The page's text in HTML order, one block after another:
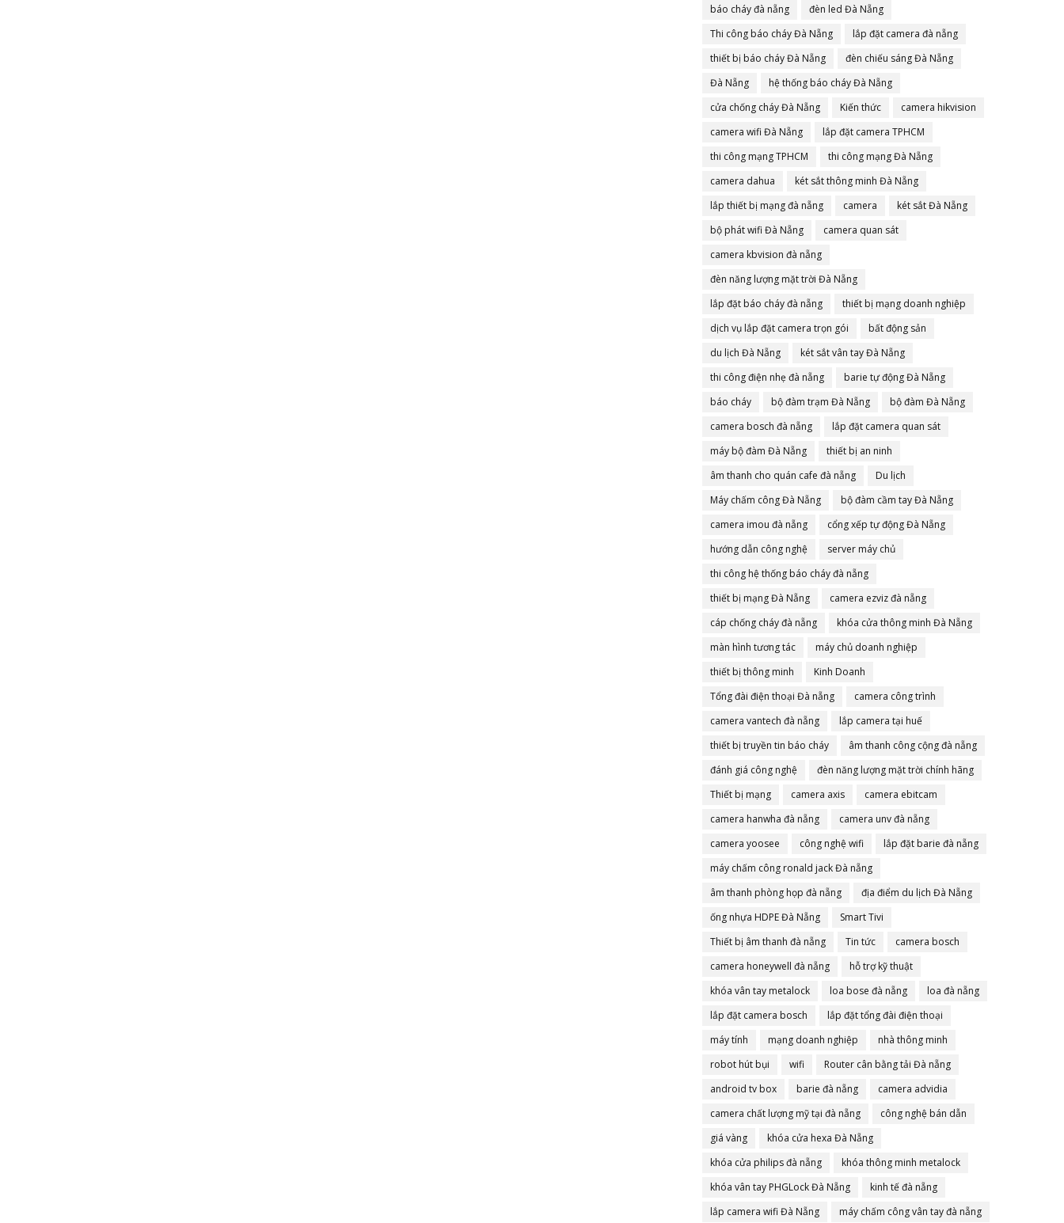
báo cháy đà nẵng
đèn led Đà Nẵng
Thi công báo cháy Đà Nẵng
lắp đặt camera đà nẵng
thiết bị báo cháy Đà Nẵng
đèn chiếu sáng Đà Nẵng
Đà Nẵng
hệ thống báo cháy Đà Nẵng
cửa chống cháy Đà Nẵng
Kiến thức
camera hikvision
camera wifi Đà Nẵng
lắp đặt camera TPHCM
thi công mạng TPHCM
thi công mạng Đà Nẵng
camera dahua
két sắt thông minh Đà Nẵng
lắp thiết bị mạng đà nẵng
camera
két sắt Đà Nẵng
bộ phát wifi Đà Nẵng
camera quan sát
camera kbvision đà nẵng
đèn năng lượng mặt trời Đà Nẵng
lắp đặt báo cháy đà nẵng
thiết bị mạng doanh nghiệp
dịch vụ lắp đặt camera trọn gói
bất động sản
du lịch Đà Nẵng
két sắt vân tay Đà Nẵng
thi công điện nhẹ đà nẵng
barie tự động Đà Nẵng
báo cháy
bộ đàm trạm Đà Nẵng
bộ đàm Đà Nẵng
camera bosch đà nẵng
lắp đặt camera quan sát
máy bộ đàm Đà Nẵng
thiết bị an ninh
âm thanh cho quán cafe đà nẵng
Du lịch
Máy chấm công Đà Nẵng
bộ đàm cầm tay Đà Nẵng
camera imou đà nẵng
cổng xếp tự động Đà Nẵng
hướng dẫn công nghệ
server máy chủ
thi công hệ thống báo cháy đà nẵng
thiết bị mạng Đà Nẵng
camera ezviz đà nẵng
cáp chống cháy đà nẵng
khóa cửa thông minh Đà Nẵng
màn hình tương tác
máy chủ doanh nghiệp
thiết bị thông minh
Kinh Doanh
Tổng đài điện thoại Đà nẵng
camera công trình
camera vantech đà nẵng
lắp camera tại huế
thiết bị truyền tin báo cháy
âm thanh công cộng đà nẵng
đánh giá công nghệ
đèn năng lượng mặt trời chính hãng
Thiết bị mạng
camera axis
camera ebitcam
camera hanwha đà nẵng
camera unv đà nẵng
camera yoosee
công nghệ wifi
lắp đặt barie đà nẵng
máy chấm công ronald jack Đà nẵng
âm thanh phòng họp đà nẵng
địa điểm du lịch Đà Nẵng
ống nhựa HDPE Đà Nẵng
Smart Tivi
Thiết bị âm thanh đà nẵng
Tin tức
camera bosch
camera honeywell đà nẵng
hỗ trợ kỹ thuật
khóa vân tay metalock
loa bose đà nẵng
loa đà nẵng
lắp đặt camera bosch
lắp đặt tổng đài điện thoại
máy tính
mạng doanh nghiệp
nhà thông minh
robot hút bụi
wifi
Router cân bằng tải Đà nẵng
android tv box
barie đà nẵng
camera advidia
camera chất lượng mỹ tại đà nẵng
công nghệ bán dẫn
giá vàng
khóa cửa hexa Đà Nẵng
khóa cửa philips đà nẵng
khóa thông minh metalock
khóa vân tay PHGLock Đà Nẵng
kinh tế đà nẵng
lắp camera wifi Đà Nẵng
máy chấm công vân tay đà nẵng